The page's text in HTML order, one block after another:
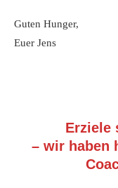
Guten Hunger,
Euer Jens
Erziele
– wir haben